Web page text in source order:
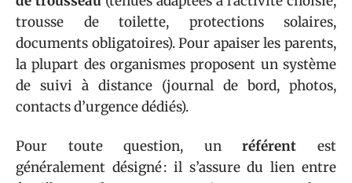
trousse de toilette, protections solaires,
documents obligatoires). Pour apaiser les parents,
la plupart des organismes proposent un système
de suivi à distance (journal de bord, photos,
contacts d’urgence dédiés).
Pour toute question, unréférent est
généralement désigné : il s’assure du lien entre